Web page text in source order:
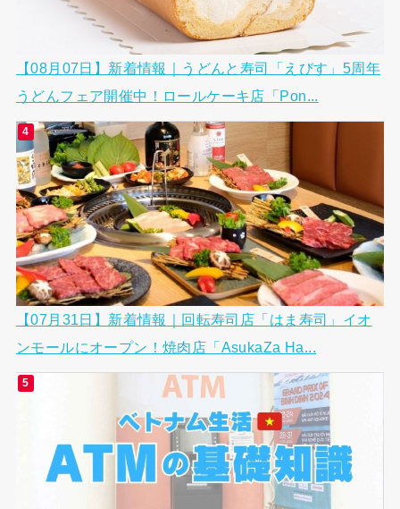
【08月07日】新着情報｜うどんと寿司「えびす」5周年
うどんフェア開催中！ロールケーキ店「Pon...
【07月31日】新着情報｜回転寿司店「はま寿司」イオ
ンモールにオープン！焼肉店「AsukaZa Ha...